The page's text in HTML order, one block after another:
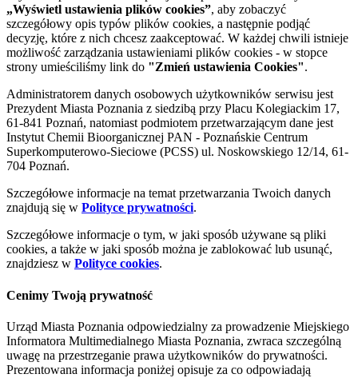
„Wyświetl ustawienia plików cookies”, aby zobaczyć
szczegółowy opis typów plików cookies, a następnie podjąć
decyzję, które z nich chcesz zaakceptować. W każdej chwili istnieje
możliwość zarządzania ustawieniami plików cookies - w stopce
strony umieściliśmy link do "Zmień ustawienia Cookies".
Administratorem danych osobowych użytkowników serwisu jest
Prezydent Miasta Poznania z siedzibą przy Placu Kolegiackim 17,
61-841 Poznań, natomiast podmiotem przetwarzającym dane jest
Instytut Chemii Bioorganicznej PAN - Poznańskie Centrum
Superkomputerowo-Sieciowe (PCSS) ul. Noskowskiego 12/14, 61-
704 Poznań.
Szczegółowe informacje na temat przetwarzania Twoich danych
znajdują się w Polityce prywatności.
Szczegółowe informacje o tym, w jaki sposób używane są pliki
cookies, a także w jaki sposób można je zablokować lub usunąć,
znajdziesz w Polityce cookies.
Cenimy Twoją prywatność
Urząd Miasta Poznania odpowiedzialny za prowadzenie Miejskiego
Informatora Multimedialnego Miasta Poznania, zwraca szczególną
uwagę na przestrzeganie prawa użytkowników do prywatności.
Prezentowana informacja poniżej opisuje za co odpowiadają